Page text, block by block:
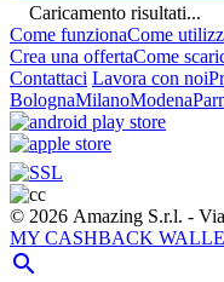
Caricamento risultati...
Come funzionaCome
Crea una offertaCome
Contattaci Lavora con noi
BolognaMilanoModena
© 2026 Amazing S.r.l. -
MY CASHBACK
